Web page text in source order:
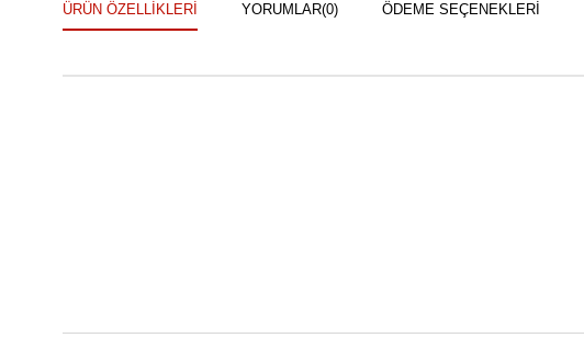
ÜRÜN ÖZELLIKLERI YORUMLAR(0) ÖDEME SEÇENEKLERI